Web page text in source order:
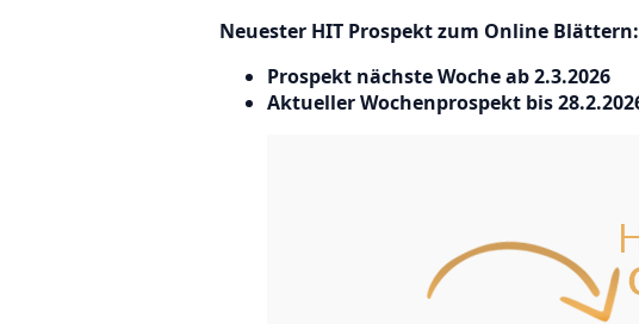
Neuester HIT Prospekt zum Online Blättern:
Prospekt nächste Woche ab 2.3.2026
Aktueller Wochenprospekt bis